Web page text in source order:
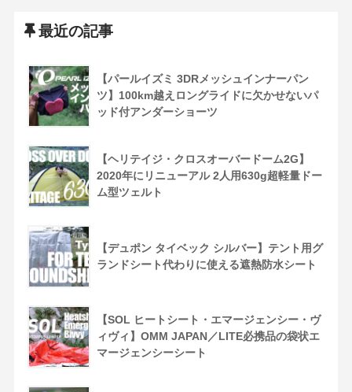
最近の記事
【パールイズミ 3DRメッシュインナーパン
ツ】100km越えロングライドに欠かせないパ
ッド付アンダーショーツ
【ヘリテイジ・クロスオーバードーム2G】
2020年にリニューアル 2人用630g超軽量ドー
ム型ツェルト
【デュポン タイベック シルバー】テント用グ
ランドシート代わりに使える遮熱防水シート
【SOL ヒートシート・エマージェンシー・ヴ
ィヴィ】OMM JAPAN／LITE必携品の袋状エ
マージェンシーシート